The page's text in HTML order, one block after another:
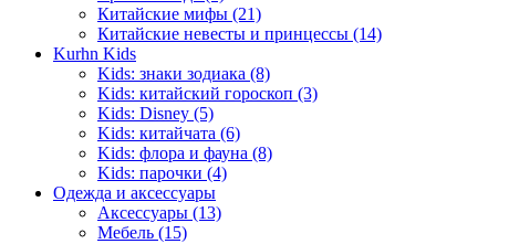
Китайские мифы (21)
Китайские невесты и принцессы (14)
Kurhn Kids
Kids: знаки зодиака (8)
Kids: китайский гороскоп (3)
Kids: Disney (5)
Kids: китайчата (6)
Kids: флора и фауна (8)
Kids: парочки (4)
Одежда и аксессуары
Аксессуары (13)
Мебель (15)